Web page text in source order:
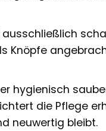
Knöpfe
hygienisch
die Pflege
neuwertig bleibt.